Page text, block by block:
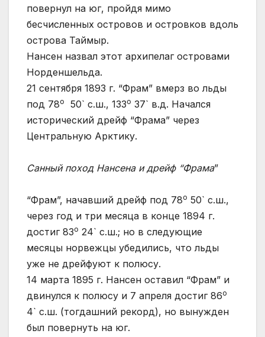
повернул на юг, пройдя мимо
бесчисленных островов и островков вдоль
острова Таймыр.
Нансен назвал этот архипелаг островами
Норденшельда.
21 сентября 1893 г. “Фрам” вмерз во льды
под 78о 50` с.ш., 133о 37` в.д. Начался
исторический дрейф “Фрама” через
Центральную Арктику.
Санный поход Нансена и дрейф “Фрама”
“Фрам”, начавший дрейф под 78o 50` с.ш.,
через год и три месяца в конце 1894 г.
достиг 83o 24` с.ш.; но в следующие
месяцы норвежцы убедились, что льды
уже не дрейфуют к полюсу.
14 марта 1895 г. Нансен оставил “Фрам” и
двинулся к полюсу и 7 апреля достиг 86o
4` с.ш. (тогдашний рекорд), но вынужден
был повернуть на юг.